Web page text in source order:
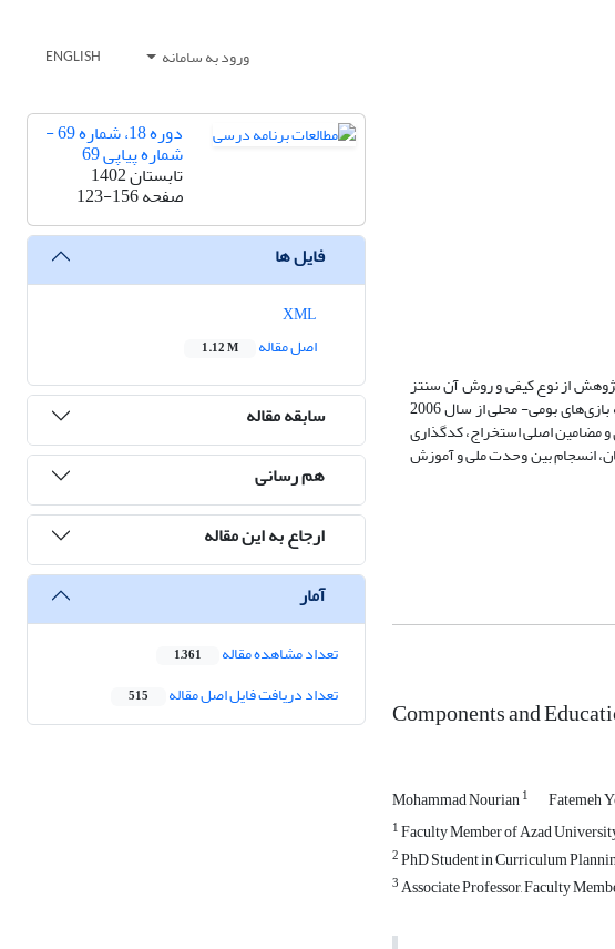
ورود به سامانه ENGLISH
از نوع کیفی و روش آن سنتز
پژوهی است که در آن پژوهش‌های مرتبط به صورت نظام مند انتخاب، واکاوی محتوایی و دسته بندی شده‌اند. جامعه مورد مطالعه مقالات مرتبط به بازی‌های بومی- محلی از سال 2006
شده‌اند. ابتدا پایه‌های نظری و مضامین اصلی استخراج، کدگذاری
انسجام بین وحدت ملی و آموزش
Components and
Mohammad Nourian1 Fatemeh
1Faculty Member of Azad
2PhD Student in Curriculum
3Associate Professor, Faculty
دوره 18، شماره 69 -
شماره پیاپی 69
تابستان 1402
صفحه123-156
فایل ها
اصل مقاله
1.12 M
سابقه مقاله
هم رسانی
ارجاع به این مقاله
آمار
تعداد مشاهده مقاله 1,361
تعداد دریافت فایل اصل مقاله 515